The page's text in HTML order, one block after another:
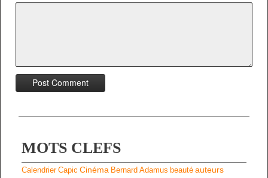
MOTS CLEFS
Calendrier Capic Cinéma Bernard Adamus beauté auteurs